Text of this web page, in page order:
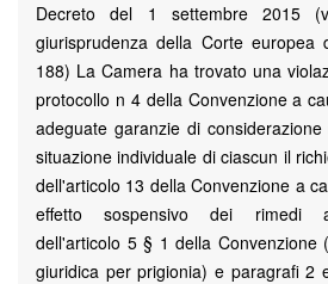
Decreto del 1 settembre 2015
giurisprudenza della Corte europea
188) La Camera ha trovato una
protocollo n 4 della Convenzione a
adeguate garanzie di
situazione individuale di ciascun il
dell'articolo 13 della Convenzione a
effetto sospensivo dei rimedi
dell'articolo 5 § 1 della Convenzione
giuridica per prigionia) e paragrafi 2